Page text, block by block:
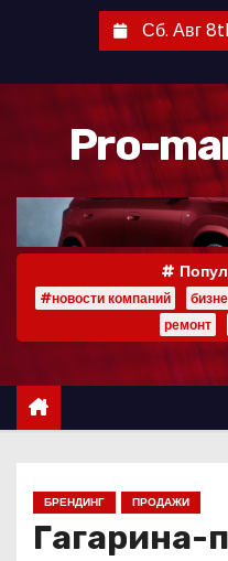
р
Сб. Авг
Pro-
#новости компаний
ремонт
БРЕНДИНГ ПРОДАЖИ
Гагарина-